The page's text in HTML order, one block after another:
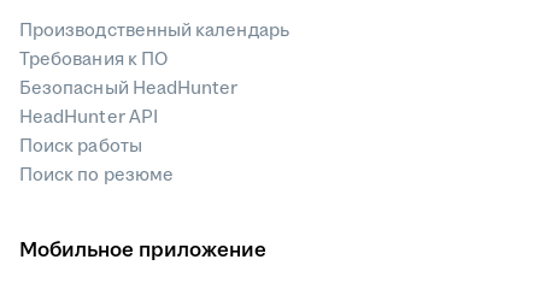
Производственный календарь
Требования к ПО
Безопасный HeadHunter
HeadHunter API
Поиск работы
Поиск по резюме
Мобильное приложение